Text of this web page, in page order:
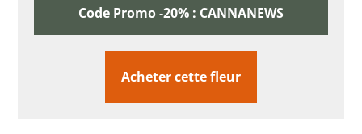
Code Promo -20% : CANNANEWS
Acheter cette fleur